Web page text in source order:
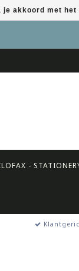
-
je akkoord met